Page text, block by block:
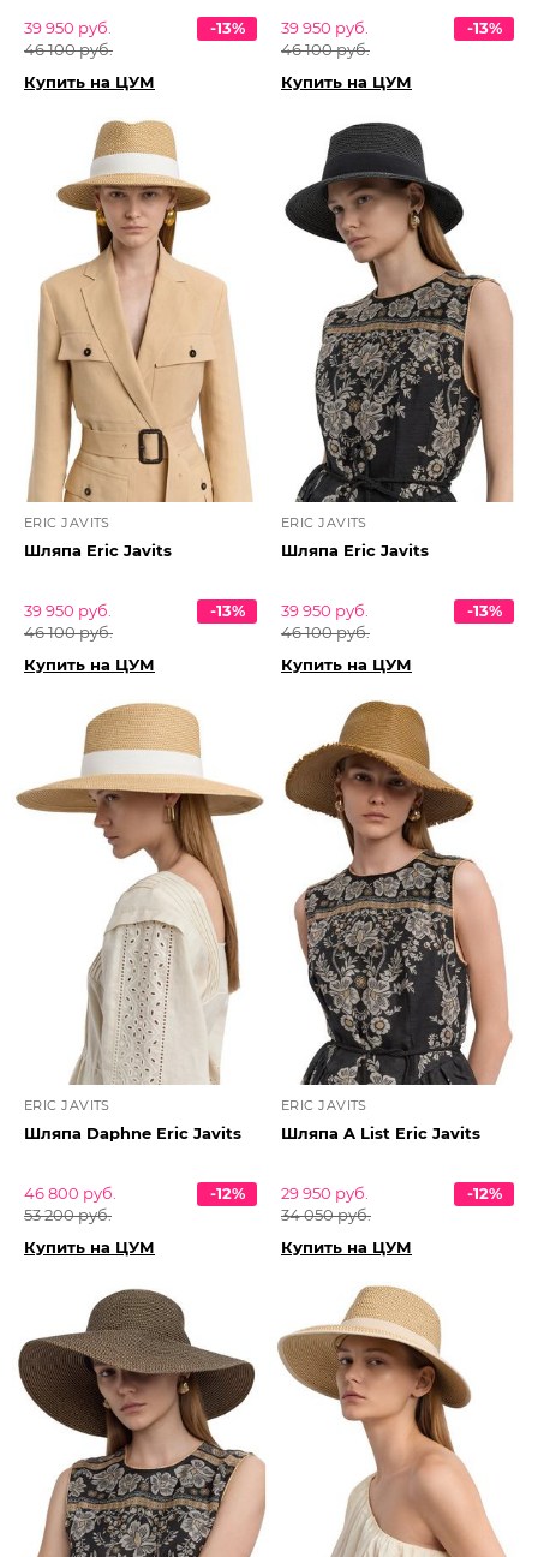
39 950 руб.
46 100 руб.
-13%
Купить на ЦУМ
39 950 руб.
46 100 руб.
-13%
Купить на ЦУМ
ERIC JAVITS
Шляпа Eric Javits
39 950 руб.
46 100 руб.
-13%
Купить на ЦУМ
ERIC JAVITS
Шляпа Eric Javits
39 950 руб.
46 100 руб.
-13%
Купить на ЦУМ
ERIC JAVITS
Шляпа Daphne Eric Javits
46 800 руб.
53 200 руб.
-12%
Купить на ЦУМ
ERIC JAVITS
Шляпа A List Eric Javits
29 950 руб.
34 050 руб.
-12%
Купить на ЦУМ